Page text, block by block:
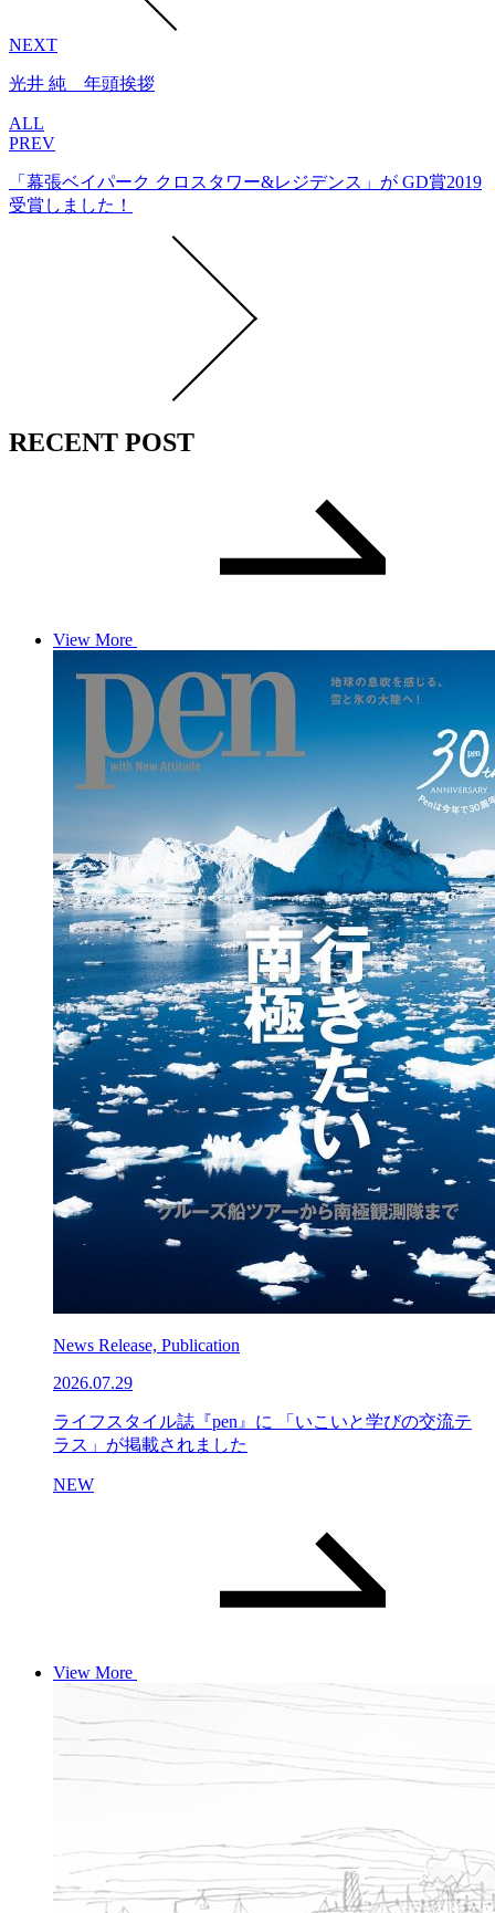
NEXT
光井 純 年頭挨拶
ALL
PREV
「幕張ベイパーク クロスタワー&レジデンス」が GD賞2019
受賞しました！
RECENT POST
View More
News Release, Publication
2026.07.29
ライフスタイル誌『pen』に 「いこいと学びの交流テ
ラス」が掲載されました
NEW
View More